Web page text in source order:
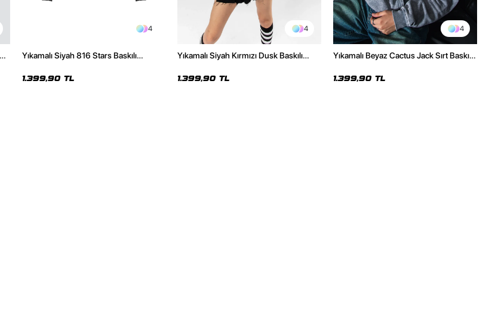
4
Yıkamalı Siyah 816 Stars Baskılı
1.399,90 TL
4
Yıkamalı Siyah Kırmızı Dusk Baskılı
1.399,90 TL
4
Yıkamalı Beyaz Cactus Jack Sırt Baskılı
1.399,90 TL